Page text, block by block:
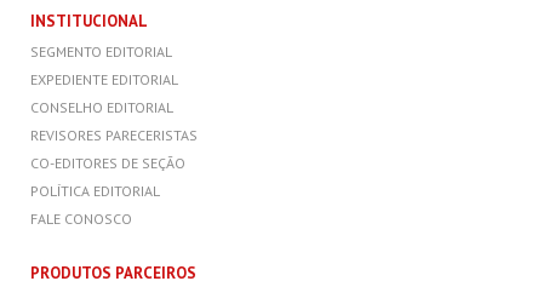
INSTITUCIONAL
SEGMENTO EDITORIAL
EXPEDIENTE EDITORIAL
CONSELHO EDITORIAL
REVISORES PARECERISTAS
CO-EDITORES DE SEÇÃO
POLÍTICA EDITORIAL
FALE CONOSCO
PRODUTOS PARCEIROS